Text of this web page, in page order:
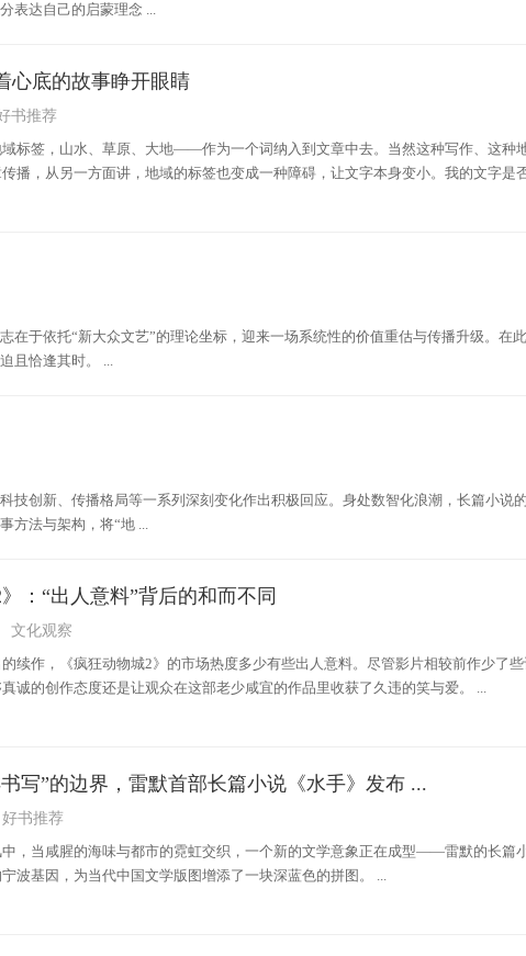
表达自己的启蒙理念 ...
心底的故事睁开眼睛
书推荐
标签，山水、草原、大地——作为一个词纳入到文章中去。当然这种写作、这种
播，从另一方面讲，地域的标签也变成一种障碍，让文字本身变小。我的文字是
在于依托“新大众文艺”的理论坐标，迎来一场系统性的价值重估与传播升级。在
且恰逢其时。 ...
技创新、传播格局等一系列深刻变化作出积极回应。身处数智化浪潮，长篇小说
方法与架构，将“地 ...
》：“出人意料”背后的和而不同
文化观察
续作，《疯狂动物城2》的市场热度多少有些出人意料。尽管影片相较前作少了
诚的创作态度还是让观众在这部老少咸宜的作品里收获了久违的笑与爱。 ...
写”的边界，雷默首部长篇小说《水手》发布 ...
好书推荐
，当咸腥的海味与都市的霓虹交织，一个新的文学意象正在成型——雷默的长篇
宁波基因，为当代中国文学版图增添了一块深蓝色的拼图。 ...